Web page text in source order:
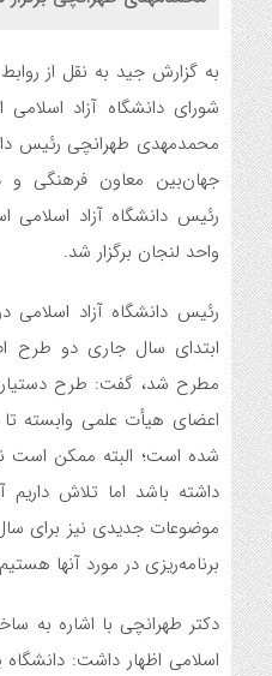
به گزارش جید به نقل از
شورای دانشگاه آزاد
محمدمهدی طهرانچی رئیس
جهان‌بین معاون فرهنگی و
رئیس دانشگاه آزاد اسلامی
واحد لنجان برگزار شد.
رئیس دانشگاه آزاد اسلامی
ابتدای سال جاری دو طرح
مطرح شد، گفت: طرح
اعضای هیأت علمی وابسته تا
شده است؛ البته ممکن است
داشته باشد اما تلاش داریم
موضوعات جدیدی نیز برای
برنامه‌ریزی در مورد آنها
دکتر طهرانچی با اشاره به
اسلامی اظهار داشت: